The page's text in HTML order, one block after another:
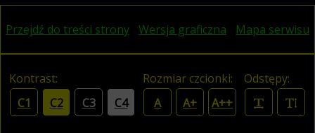
Przejdź do treści strony Wersja graficzna Mapa serwisu
Kontrast:
C1
C2 C3 C4
Rozmiar czcionki:
A
A+ A++
Odstępy: